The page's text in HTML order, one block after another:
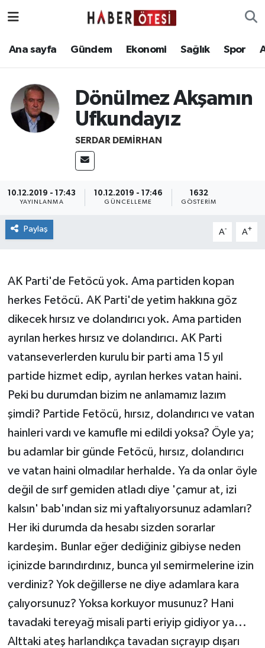
Ana sayfa Gündem Ekonomi Sağlık Spor
Dönülmez Akşamın
Ufkundayız
SERDAR DEMIRHAN
10.12.2019 - 17:43
YAYINLANMA
10.12.2019 - 17:46
GÜNCELLEME
1632
GÖSTERIM
Paylaş A- A+
AK Parti'de Fetöcü yok. Ama partiden kopan
herkes Fetöcü. AK Parti'de yetim hakkına göz
dikecek hırsız ve dolandırıcı yok. Ama partiden
ayrılan herkes hırsız ve dolandırıcı. AK Parti
vatanseverlerden kurulu bir parti ama 15 yıl
partide hizmet edip, ayrılan herkes vatan haini.
Peki bu durumdan bizim ne anlamamız lazım
şimdi? Partide Fetöcü, hırsız, dolandırıcı ve vatan
hainleri vardı ve kamufle mi edildi yoksa? Öyle ya;
bu adamlar bir günde Fetöcü, hırsız, dolandırıcı
ve vatan haini olmadılar herhalde. Ya da onlar öyle
değil de sırf gemiden atladı diye 'çamur at, izi
kalsın' bab'ından siz mi yaftalıyorsunuz adamları?
Her iki durumda da hesabı sizden sorarlar
kardeşim. Bunlar eğer dediğiniz gibiyse neden
içinizde barındırdınız, bunca yıl semirmelerine izin
verdiniz? Yok değillerse ne diye adamlara kara
çalıyorsunuz? Yoksa korkuyor musunuz? Hani
tavadaki tereyağ misali parti eriyip gidiyor ya...
Alttaki ateş harlandıkça tavadan sıçrayıp dışarı
Ana sayfa
Ekonomi
Sağlık
Asayiş
Teknoloji
Eskişehir Nöbetçi Eczaneler
Eskişehir Namaz Vakitleri
Eskişehir Trafik Yoğunluk Haritası
Süper Lig Puan Durumu ve Fikstür
Tüm Manşetler
Son Dakika Haberleri